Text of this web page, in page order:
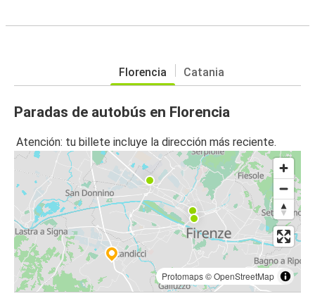
Florencia Catania
Paradas de autobús en Florencia
Atención: tu billete incluye la dirección más reciente.
Protomaps©OpenStreetMap